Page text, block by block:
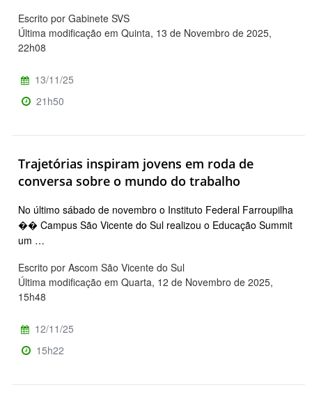
Escrito por Gabinete SVS
Última modificação em Quinta, 13 de Novembro de 2025,
22h08
13/11/25
21h50
Trajetórias inspiram jovens em roda de
conversa sobre o mundo do trabalho
No último sábado de novembro o Instituto Federal Farroupilha
�� Campus São Vicente do Sul realizou o Educação Summit
um …
Escrito por Ascom São Vicente do Sul
Última modificação em Quarta, 12 de Novembro de 2025,
15h48
12/11/25
15h22